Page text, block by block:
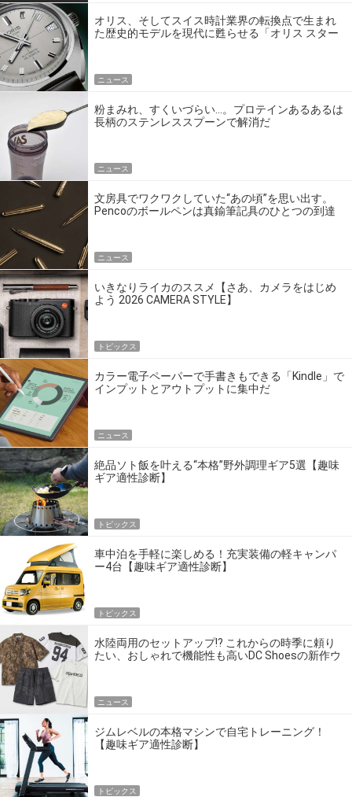
オリス、そしてスイス時計業界の転換点で生まれ
た歴史的モデルを現代に甦らせる「オリス スター
ニュース
粉まみれ、すくいづらい…。プロテインあるあるは
長柄のステンレススプーンで解消だ
ニュース
文房具でワクワクしていた“あの頃”を思い出す。
Pencoのボールペンは真鍮筆記具のひとつの到達
ニュース
いきなりライカのススメ【さあ、カメラをはじめ
よう 2026 CAMERA STYLE】
トピックス
カラー電子ペーパーで手書きもできる「Kindle」で
インプットとアウトプットに集中だ
ニュース
絶品ソト飯を叶える“本格”野外調理ギア5選【趣味
ギア適性診断】
トピックス
車中泊を手軽に楽しめる！充実装備の軽キャンパ
ー4台【趣味ギア適性診断】
トピックス
水陸両用のセットアップ!? これからの時季に頼り
たい、おしゃれで機能性も高いDC Shoesの新作ウ
ニュース
ジムレベルの本格マシンで自宅トレーニング！
【趣味ギア適性診断】
トピックス